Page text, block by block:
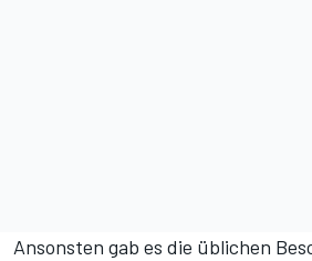
Ansonsten gab es die üblichen